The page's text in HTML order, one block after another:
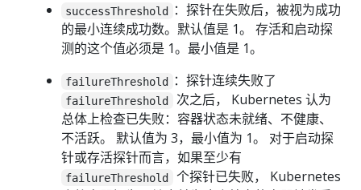
successThreshold ：探针在失败后，被视为成功
的最小连续成功数。默认值是 1。 存活和启动探
测的这个值必须是 1。最小值是 1。
failureThreshold ：探针连续失败了
failureThreshold
次之后， Kubernetes 认为
总体上检查已失败：容器状态未就绪、不健康、
不活跃。 默认值为 3，最小值为 1。 对于启动探
针或存活探针而言，如果至少有
failureThreshold
个探针已失败， Kubernetes